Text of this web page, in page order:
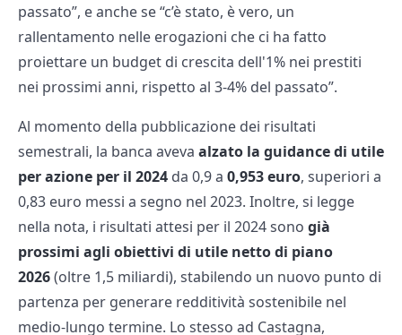
passato”, e anche se “c’è stato, è vero, un
rallentamento nelle erogazioni che ci ha fatto
proiettare un budget di crescita dell'1% nei prestiti
nei prossimi anni, rispetto al 3-4% del passato”.
Al momento della pubblicazione dei risultati
semestrali, la banca aveva alzato la guidance di utile
per azione per il 2024 da 0,9 a 0,953 euro, superiori a
0,83 euro messi a segno nel 2023. Inoltre, si legge
nella nota, i risultati attesi per il 2024 sono già
prossimi agli obiettivi di utile netto di piano
2026(oltre 1,5 miliardi), stabilendo un nuovo punto di
partenza per generare redditività sostenibile nel
medio-lungo termine. Lo stesso ad Castagna,